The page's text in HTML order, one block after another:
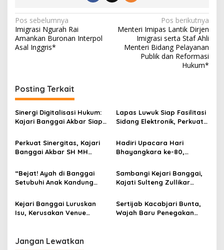
Navigasi
pos
Pos sebelumnya
Imigrasi Ngurah Rai
Amankan Buronan Interpol
Asal Inggris*
Pos berikutnya
Menteri Imipas Lantik Dirjen
Imigrasi serta Staf Ahli
Menteri Bidang Pelayanan
Publik dan Reformasi
Hukum*
Posting Terkait
Sinergi Digitalisasi Hukum:
Kajari Banggai Akbar Siap
dan Hemat
Lapas Luwuk Siap Fasilitasi
Sidang Elektronik, Perkuat
Perkuat Sinergitas, Kajari
Banggai Akbar SH MH
Bhayangkara ke-80
Dengan Penuh Kehangatan
Hadiri Upacara Hari
Bhayangkara ke-80,
Berkomitmen Jaga
Sinergitas Antar Penegak
Hukum
“Bejat! Ayah di Banggai
Setubuhi Anak Kandung
Dilimpahkan ke Jaksa”
Sambangi Kejari Banggai,
Kajati Sulteng Zullikar
Integritas dan Optimalisasi
Kinerja Adhyaksa
Kejari Banggai Luruskan
Isu, Kerusakan Venue
Sertijab Kacabjari Bunta,
Wajah Baru Penegakan
Jangan Lewatkan